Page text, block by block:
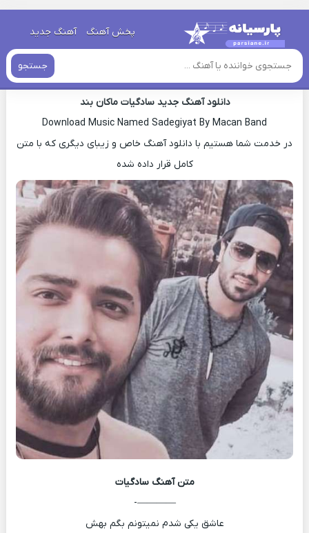
پخش آهنگ آهنگ جدید
جستجو
خانه » دانلود آهنگ جدید
اهنگ ماکان بند سادگیات جدید
دانلود آهنگ جدید سادگیات ماکان بند
Download Music Named Sadegiyat By Macan Band
در خدمت شما هستیم با دانلود آهنگ خاص و زیبای دیگری که با متن
کامل قرار داده شده
متن آهنگ سادگیات
————-
عاشق یکی شدم نمیتونم بگم بهش